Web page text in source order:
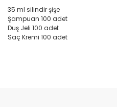
35 ml silindir şişe
Şampuan 100 adet
Duş Jeli 100 adet
Saç Kremi 100 adet